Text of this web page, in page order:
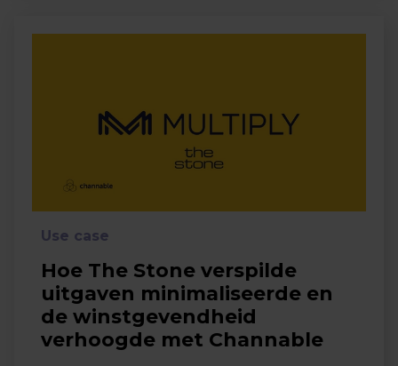
Use case
Hoe The Stone verspilde
uitgaven minimaliseerde en
de winstgevendheid
verhoogde met Channable